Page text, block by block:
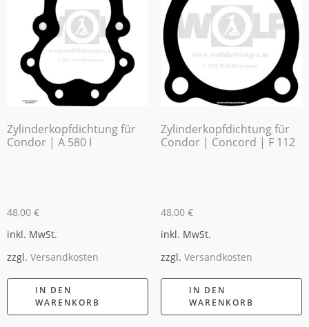
Zylinderkopfdichtung für
Condor | A 580 I
48,00 €
inkl. MwSt.
zzgl. Versandkosten
IN DEN
WARENKORB
Zylinderkopfdichtung für
Condor | Concord | F 112
48,00 €
inkl. MwSt.
zzgl. Versandkosten
IN DEN
WARENKORB